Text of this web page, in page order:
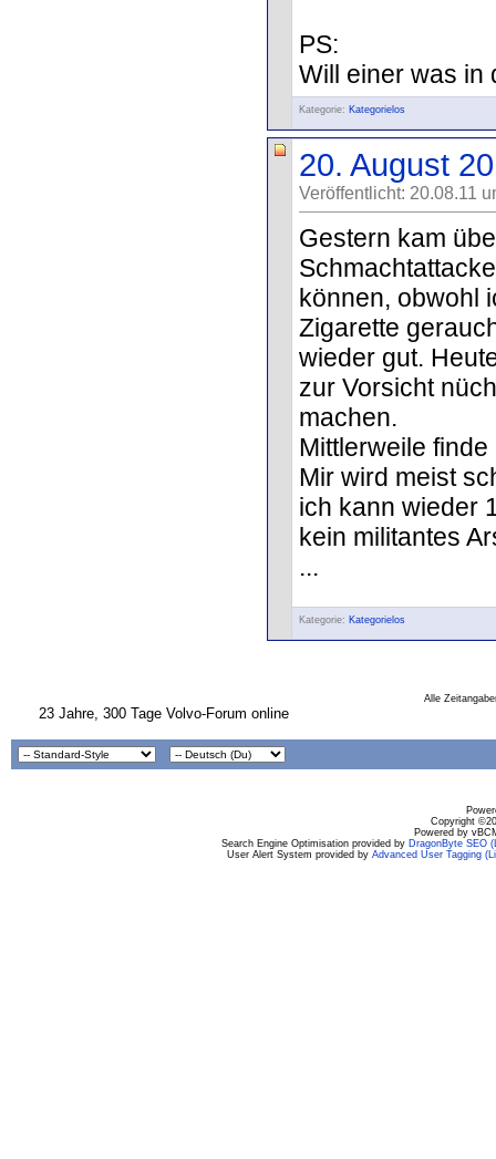
PS:
Will einer was in
Kategorie: Kategorielos
20. August
Veröffentlicht: 20.08.11
Gestern kam
können, obwohl
Zigarette
wieder gut.
zur Vorsicht
machen.
Mittlerweile
Mir wird meist
ich kann wieder
kein militantes
...
Kategorie: Kategorielos
Alle
23 Jahre, 300 Tage Volvo-Forum online
Copyright
Powered by
Search Engine Optimisation provided by DragonByte SEO
User Alert System provided by Advanced User Tagging